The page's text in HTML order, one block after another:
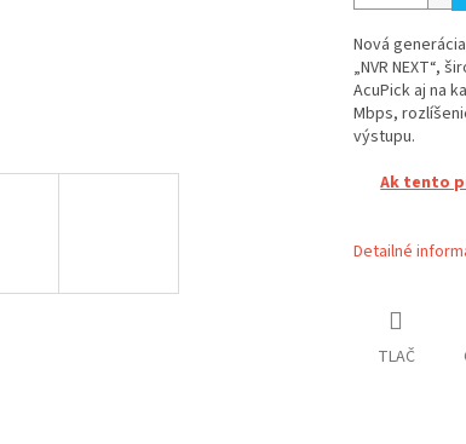
Nová
„NVR NEXT“,
AcuPick aj na
Mbps,
výstupu.
Ak tento
Detailné
TLAČ